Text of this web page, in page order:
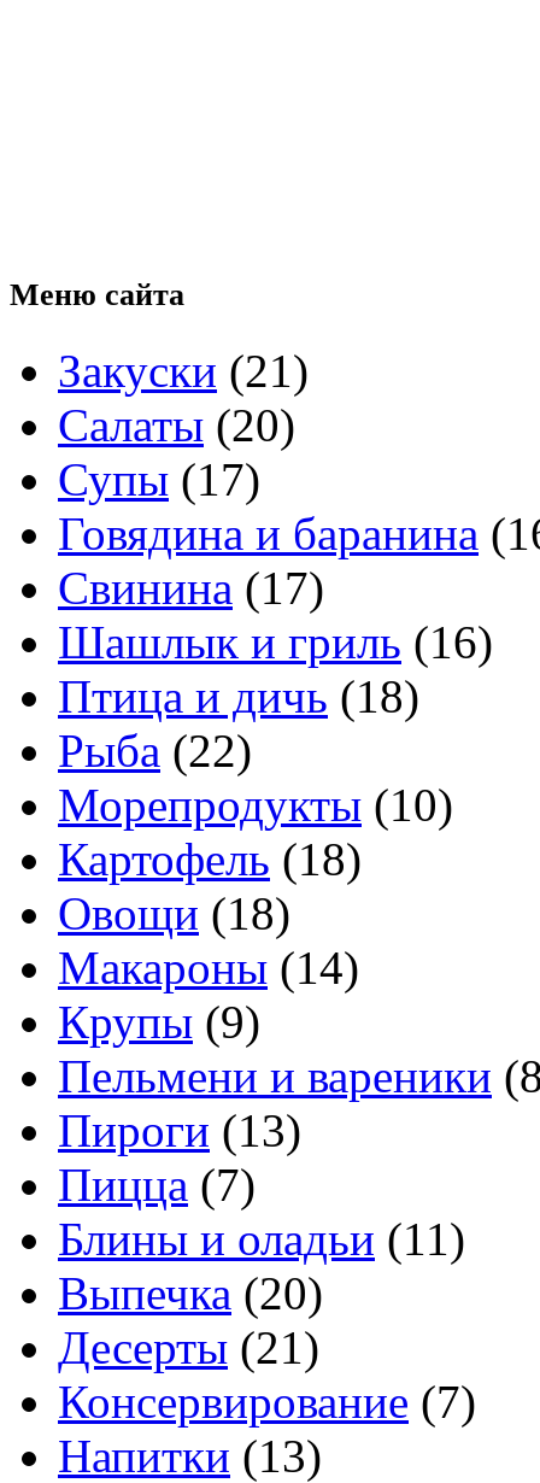
Меню сайта
Закуски (21)
Салаты (20)
Супы (17)
Говядина и баранина
Свинина (17)
Шашлык и гриль (16)
Птица и дичь (18)
Рыба (22)
Морепродукты (10)
Картофель (18)
Овощи (18)
Макароны (14)
Крупы (9)
Пельмени и вареники
Пироги (13)
Пицца (7)
Блины и оладьи (11)
Выпечка (20)
Десерты (21)
Консервирование (7)
Напитки (13)